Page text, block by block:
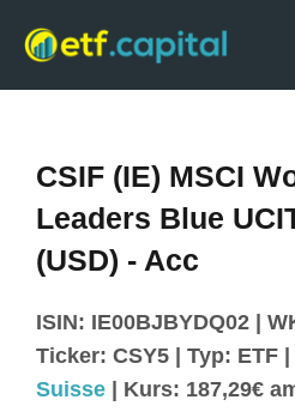
CSIF (IE) MSCI
Leaders Blue
(USD) - Acc
ISIN: IE00BJBYDQ02 |
Ticker: CSY5 | Typ: ETF
Suisse | Kurs: 187,29€